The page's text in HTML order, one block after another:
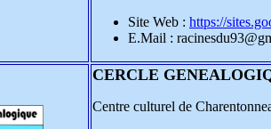
Site Web : https://
E.Mail :
CERCLE
Centre culturel de